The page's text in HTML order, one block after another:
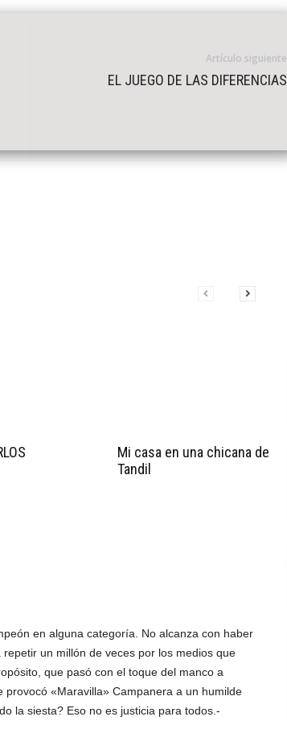
Artículo siguiente
EL JUEGO DE LAS DIFERENCIAS
Mi casa en una chicana de
Tandil
en alguna categoría. No alcanza con haber
un millón de veces por los medios que
que pasó con el toque del manco a
provocó «Maravilla» Campanera a un humilde
la siesta? Eso no es justicia para todos.-